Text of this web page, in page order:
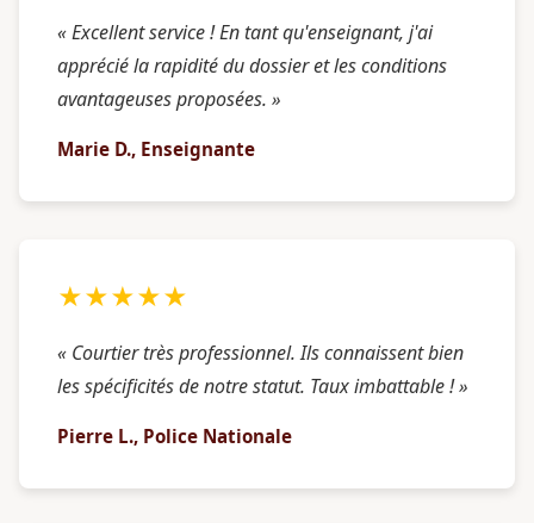
« Excellent service ! En tant qu'enseignant, j'ai
apprécié la rapidité du dossier et les conditions
avantageuses proposées. »
Marie D., Enseignante
★★★★★
« Courtier très professionnel. Ils connaissent bien
les spécificités de notre statut. Taux imbattable ! »
Pierre L., Police Nationale